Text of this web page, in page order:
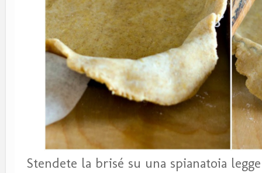
Stendete la brisé su una spianatoia